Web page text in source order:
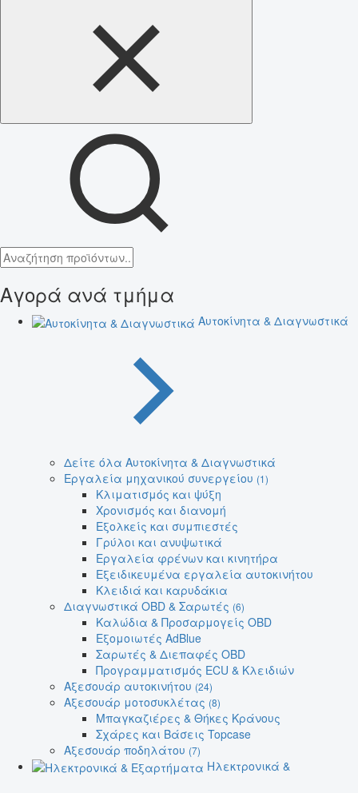
Αγορά ανά τμήμα
Αυτοκίνητα & Διαγνωστικά
Δείτε όλα Αυτοκίνητα & Διαγνωστικά
Εργαλεία μηχανικού συνεργείου (1)
Κλιματισμός και ψύξη
Χρονισμός και διανομή
Εξολκείς και συμπιεστές
Γρύλοι και ανυψωτικά
Εργαλεία φρένων και κινητήρα
Εξειδικευμένα εργαλεία αυτοκινήτου
Κλειδιά και καρυδάκια
Διαγνωστικά OBD & Σαρωτές (6)
Καλώδια & Προσαρμογείς OBD
Εξομοιωτές AdBlue
Σαρωτές & Διεπαφές OBD
Προγραμματισμός ECU & Κλειδιών
Αξεσουάρ αυτοκινήτου (24)
Αξεσουάρ μοτοσυκλέτας (8)
Μπαγκαζιέρες & Θήκες Κράνους
Σχάρες και Βάσεις Topcase
Αξεσουάρ ποδηλάτου (7)
Ηλεκτρονικά &